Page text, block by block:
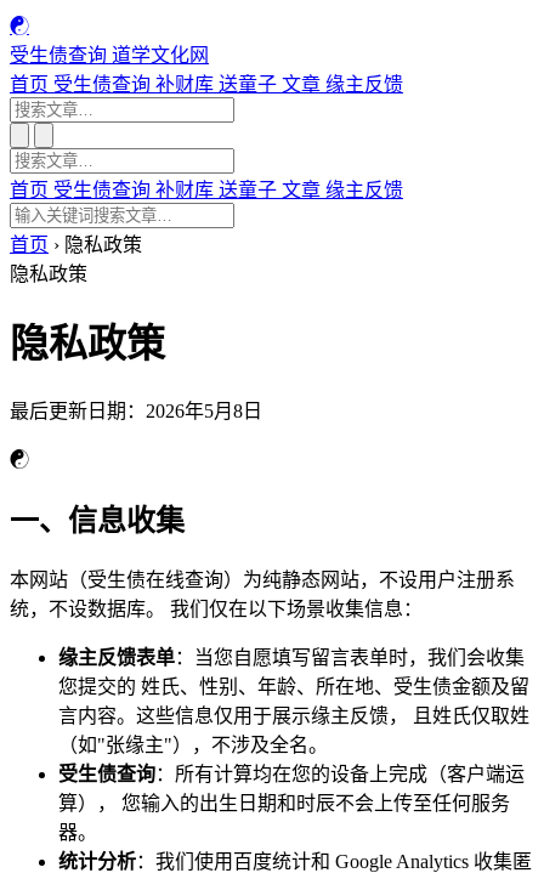
☯
受生债查询 道学文化网
首页 受生债查询 补财库 送童子 文章 缘主反馈
首页 受生债查询 补财库 送童子 文章 缘主反馈
首页 › 隐私政策
隐私政策
隐私政策
最后更新日期：2026年5月8日
☯
一、信息收集
本网站（受生债在线查询）为纯静态网站，不设用户注册系
统，不设数据库。 我们仅在以下场景收集信息：
缘主反馈表单：当您自愿填写留言表单时，我们会收集
您提交的 姓氏、性别、年龄、所在地、受生债金额及留
言内容。这些信息仅用于展示缘主反馈， 且姓氏仅取姓
（如"张缘主"），不涉及全名。
受生债查询：所有计算均在您的设备上完成（客户端运
算）， 您输入的出生日期和时辰不会上传至任何服务
器。
统计分析：我们使用百度统计和 Google Analytics 收集匿